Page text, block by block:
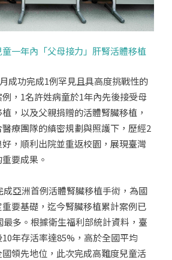
一年內「父母接力」肝腎活體移植
成功完成1例罕見且具高度挑戰性的
，1名許姓病童於1年內先後接受母
，以及父親捐贈的活體腎臟移植，
療團隊的縝密規劃與照護下，歷經2
，順利出院並重返校園，展現臺灣
要成果。
成亞洲首例活體腎臟移植手術，為國
要基礎，迄今腎臟移植累計案例已
多。根據衛生福利部統計資料，臺
年存活率達85%，高於全國平均
領先地位，此次完成高難度兒童活